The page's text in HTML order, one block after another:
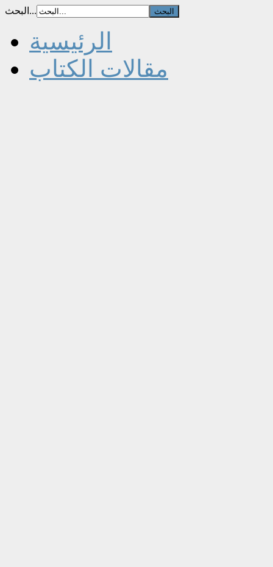
البحث...
الرئيسية
مقالات الكتاب